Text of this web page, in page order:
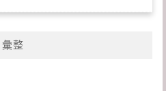
彙整